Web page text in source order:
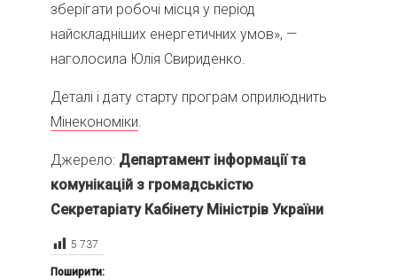
зберігати робочі місця у період
найскладніших енергетичних умов», —
наголосила Юлія Свириденко.
Деталі і дату старту програм оприлюднить
Мінекономіки.
Джерело: Департамент інформації та
комунікацій з громадськістю
Секретаріату Кабінету Міністрів України
5 737
Поширити: